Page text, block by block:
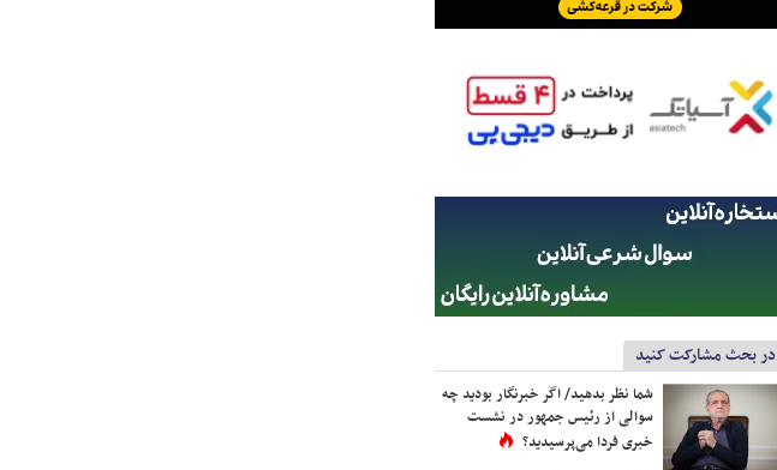
در بحث مشارکت کنید
شما نظر بدهید/ اگر خبرنگار بودید چه
سوالی از رئیس جمهور در نشست
خبری فردا می‌پرسیدید؟